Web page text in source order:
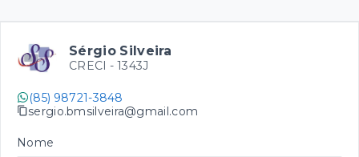
Sérgio Silveira
CRECI - 1343J
(85) 98721-3848
sergio.bmsilveira@gmail.com
Nome